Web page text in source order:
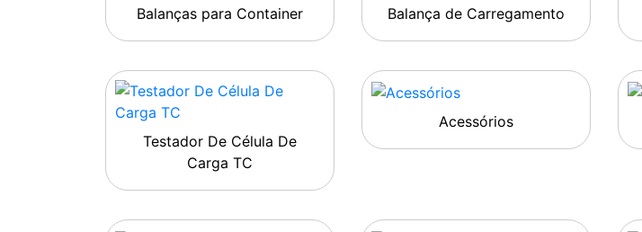
Balanças para Container Balança de Carregamento
Testador De Célula De
Carga TC
Acessórios